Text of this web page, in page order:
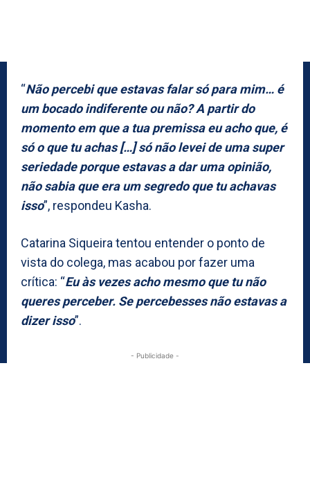
“Não percebi que estavas falar só para mim… é
um bocado indiferente ou não? A partir do
momento em que a tua premissa eu acho que, é
só o que tu achas […] só não levei de uma super
seriedade porque estavas a dar uma opinião,
não sabia que era um segredo que tu achavas
isso”, respondeu Kasha.
Catarina Siqueira tentou entender o ponto de
vista do colega, mas acabou por fazer uma
crítica: “Eu às vezes acho mesmo que tu não
queres perceber. Se percebesses não estavas a
dizer isso”.
- Publicidade -